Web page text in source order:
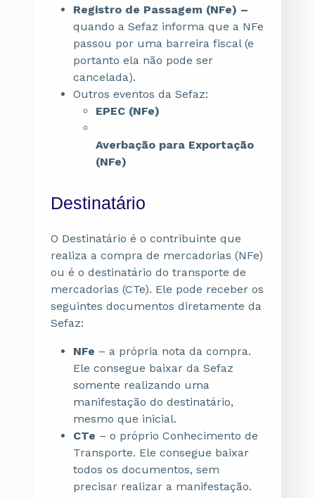
Registro de Passagem (NFe) –
quando a Sefaz informa que a NFe
passou por uma barreira fiscal (e
portanto ela não pode ser
cancelada).
Outros eventos da Sefaz:
EPEC (NFe)
Averbação para Exportação
(NFe)
Destinatário
O Destinatário é o contribuinte que
realiza a compra de mercadorias (NFe)
ou é o destinatário do transporte de
mercadorias (CTe). Ele pode receber os
seguintes documentos diretamente da
Sefaz:
NFe – a própria nota da compra.
Ele consegue baixar da Sefaz
somente realizando uma
manifestação do destinatário,
mesmo que inicial.
CTe – o próprio Conhecimento de
Transporte. Ele consegue baixar
todos os documentos, sem
precisar realizar a manifestação.